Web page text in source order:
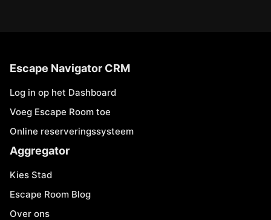
Escape Navigator CRM
Log in op het Dashboard
Voeg Escape Room toe
Online reserveringssysteem
Aggregator
Kies Stad
Escape Room Blog
Over ons